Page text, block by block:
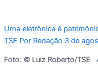
Urna eletrônica é
TSE Por Redação 3 de
Foto: © Luiz Roberto/TSE